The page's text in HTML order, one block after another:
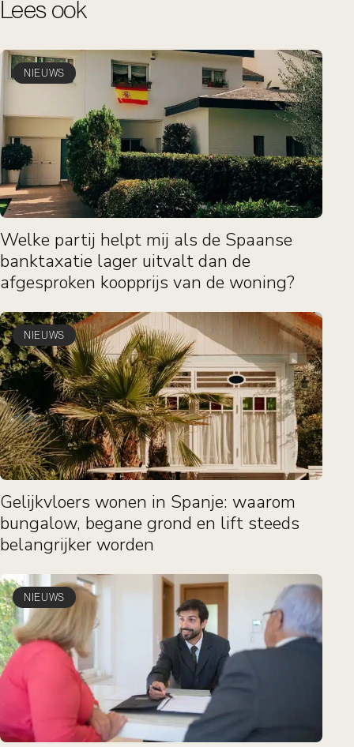
Lees ook
NIEUWS
Welke partij helpt mij als de Spaanse
banktaxatie lager uitvalt dan de
afgesproken koopprijs van de woning?
NIEUWS
Gelijkvloers wonen in Spanje: waarom
bungalow, begane grond en lift steeds
belangrijker worden
NIEUWS